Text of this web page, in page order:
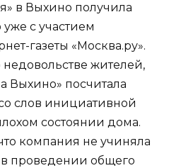
в Выхино получила
с участием
газеты «Москва.ру».
недовольстве жителей,
Выхино» посчитала
слов инициативной
состоянии дома.
компания не учиняла
проведении общего